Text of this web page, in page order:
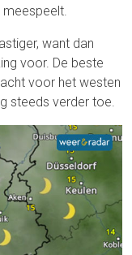
meespeelt.
want dan
voor. De beste
voor het westen
steeds verder toe.